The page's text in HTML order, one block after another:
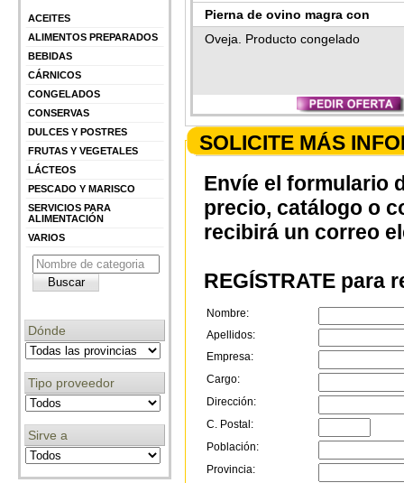
ACEITES
ALIMENTOS PREPARADOS
BEBIDAS
CÁRNICOS
CONGELADOS
CONSERVAS
DULCES Y POSTRES
FRUTAS Y VEGETALES
LÁCTEOS
PESCADO Y MARISCO
SERVICIOS PARA
ALIMENTACIÓN
VARIOS
Dónde
Tipo proveedor
Sirve a
Pierna de ovino magra con
hueso (bloque)
Oveja. Producto congelado
SOLICITE MÁS
Envíe el formulario
precio, catálogo o
recibirá un correo
REGÍSTRATE para
Nombre:
Apellidos:
Empresa:
Cargo:
Dirección:
C. Postal:
Población:
Provincia: